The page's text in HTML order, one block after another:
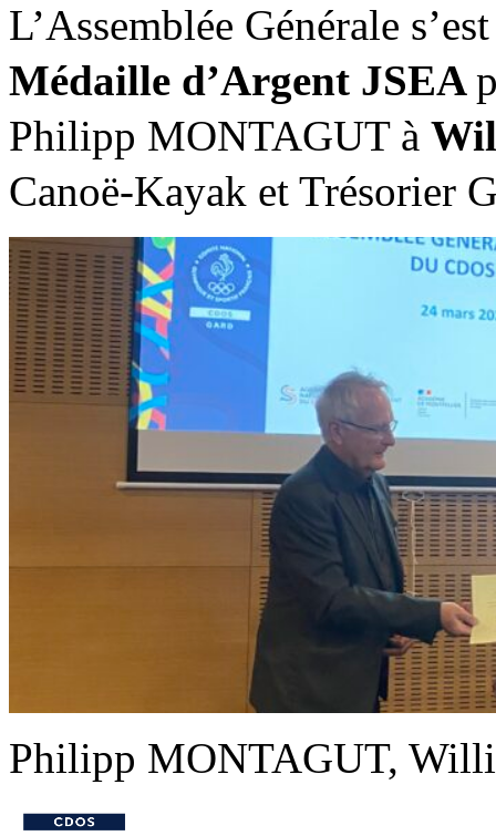
L’Assemblée Générale
Médaille d’Argent JSEA
Philipp MONTAGUT à
Canoë-Kayak et Trésorier
Philipp MONTAGUT,